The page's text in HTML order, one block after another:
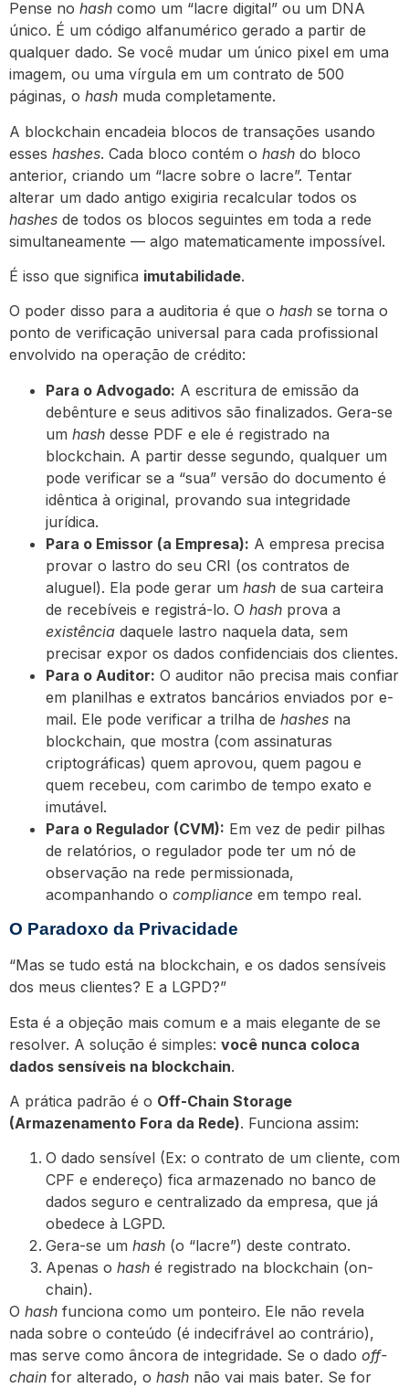
Pense no hash como um “lacre digital” ou um DNA
único. É um código alfanumérico gerado a partir de
qualquer dado. Se você mudar um único pixel em uma
imagem, ou uma vírgula em um contrato de 500
páginas, o hash muda completamente.
A blockchain encadeia blocos de transações usando
esses hashes. Cada bloco contém o hash do bloco
anterior, criando um “lacre sobre o lacre”. Tentar
alterar um dado antigo exigiria recalcular todos os
hashes de todos os blocos seguintes em toda a rede
simultaneamente — algo matematicamente impossível.
É isso que significa imutabilidade.
O poder disso para a auditoria é que o hash se torna o
ponto de verificação universal para cada profissional
envolvido na operação de crédito:
Para o Advogado: A escritura de emissão da
debênture e seus aditivos são finalizados. Gera-se
um hash desse PDF e ele é registrado na
blockchain. A partir desse segundo, qualquer um
pode verificar se a “sua” versão do documento é
idêntica à original, provando sua integridade
jurídica.
Para o Emissor (a Empresa): A empresa precisa
provar o lastro do seu CRI (os contratos de
aluguel). Ela pode gerar um hash de sua carteira
de recebíveis e registrá-lo. O hash prova a
existência daquele lastro naquela data, sem
precisar expor os dados confidenciais dos clientes.
Para o Auditor: O auditor não precisa mais confiar
em planilhas e extratos bancários enviados por e-
mail. Ele pode verificar a trilha de hashes na
blockchain, que mostra (com assinaturas
criptográficas) quem aprovou, quem pagou e
quem recebeu, com carimbo de tempo exato e
imutável.
Para o Regulador (CVM): Em vez de pedir pilhas
de relatórios, o regulador pode ter um nó de
observação na rede permissionada,
acompanhando o compliance em tempo real.
O Paradoxo da Privacidade
“Mas se tudo está na blockchain, e os dados sensíveis
dos meus clientes? E a LGPD?”
Esta é a objeção mais comum e a mais elegante de se
resolver. A solução é simples: você nunca coloca
dados sensíveis na blockchain.
A prática padrão é o Off-Chain Storage
(Armazenamento Fora da Rede). Funciona assim:
O dado sensível (Ex: o contrato de um cliente, com
CPF e endereço) fica armazenado no banco de
dados seguro e centralizado da empresa, que já
obedece à LGPD.
Gera-se um hash (o “lacre”) deste contrato.
Apenas o hash é registrado na blockchain (on-
chain).
O hash funciona como um ponteiro. Ele não revela
nada sobre o conteúdo (é indecifrável ao contrário),
mas serve como âncora de integridade. Se o dado off-
chain for alterado, o hash não vai mais bater. Se for